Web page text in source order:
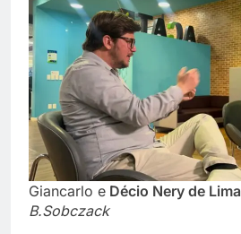
Giancarlo e Décio Nery de Lima
B.Sobczack